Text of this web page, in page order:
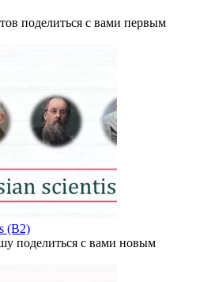
поделиться с вами первым
(B2)
поделиться с вами новым